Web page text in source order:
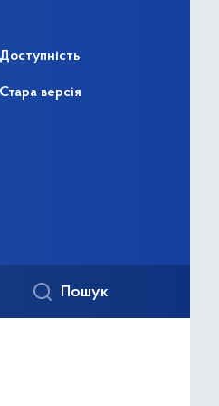
Доступність
Стара версія
Пошук